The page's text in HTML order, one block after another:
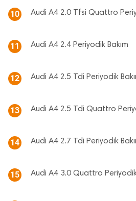
10 Audi A4 2.0 Tfsi Quattro
11 Audi A4 2.4 Periyodik Bakım
12 Audi A4 2.5 Tdi Periyodik
13 Audi A4 2.5 Tdi Quattro
14 Audi A4 2.7 Tdi Periyodik
15 Audi A4 3.0 Quattro Periyodik